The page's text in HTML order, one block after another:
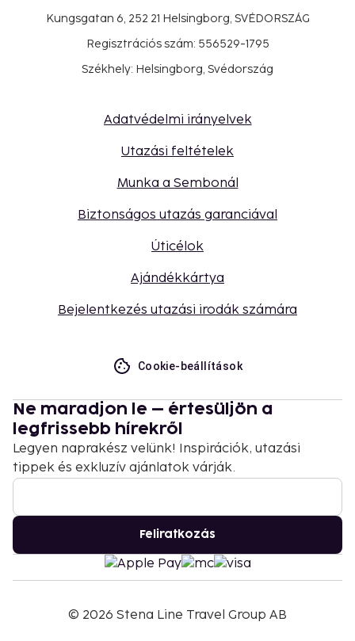
Kungsgatan 6, 252 21 Helsingborg, SVÉDORSZÁG
Regisztrációs szám: 556529-1795
Székhely: Helsingborg, Svédország
Adatvédelmi irányelvek
Utazási feltételek
Munka a Sembonál
Biztonságos utazás garanciával
Úticélok
Ajándékkártya
Bejelentkezés utazási irodák számára
Cookie-beállítások
Ne maradjon le – értesüljön a
legfrissebb hírekről
Legyen naprakész velünk! Inspirációk, utazási
tippek és exkluzív ajánlatok várják.
Feliratkozás
© 2026 Stena Line Travel Group AB